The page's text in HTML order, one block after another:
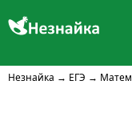
Незнайка → ЕГЭ →